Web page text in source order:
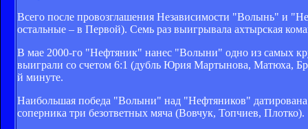
Всего после провозглашения Независимости "Волынь" и
остальные – в Первой). Семь раз выигрывала ахтырская
В мае 2000-го "Нефтяник" нанес "Волыни" одно из самых
выиграли со счетом 6:1 (дубль Юрия Мартынова, Матюха,
й минуте.
Наибольшая победа "Волыни" над "Нефтяников"
соперника три безответных мяча (Вовчук, Топчиев, Плотко).